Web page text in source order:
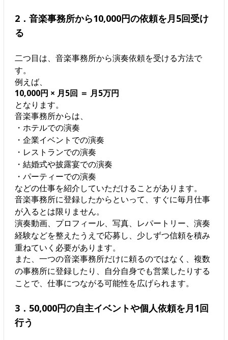
2．音楽事務所から10,000円の依頼を月5回受け
る
二つ目は、音楽事務所から演奏依頼を受ける方法で
す。
例えば、
10,000円 × 月5回 ＝ 月5万円
となります。
音楽事務所からは、
・ホテルでの演奏
・企業イベントでの演奏
・レストランでの演奏
・結婚式や披露宴での演奏
・パーティーでの演奏
などの仕事を紹介していただけることがあります。
音楽事務所に登録したからといって、すぐに毎月仕事
が入るとは限りません。
演奏動画、プロフィール、写真、レパートリー、演奏
経験などを整えたうえで応募し、少しずつ信頼を積み
重ねていく必要があります。
また、一つの音楽事務所だけに頼るのではなく、複数
の事務所に登録したり、自分自身でも営業したりする
ことで、仕事につながる可能性を広げられます。
3．50,000円の自主イベントや個人依頼を月1回
行う